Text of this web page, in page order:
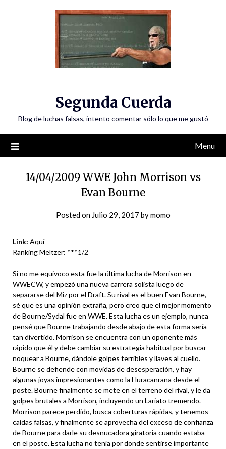
Segunda Cuerda
Blog de luchas falsas, intento comentar sólo lo que me gustó
Menu
14/04/2009 WWE John Morrison vs
Evan Bourne
Posted on Julio 29, 2017 bymomo
Link: Aquí
Ranking Meltzer: ***1/2
Si no me equivoco esta fue la última lucha de Morrison en
WWECW, y empezó una nueva carrera solista luego de
separarse del Miz por el Draft. Su rival es el buen Evan Bourne,
sé que es una opinión extraña, pero creo que el mejor momento
de Bourne/Sydal fue en WWE. Esta lucha es un ejemplo, nunca
pensé que Bourne trabajando desde abajo de esta forma sería
tan divertido. Morrison se encuentra con un oponente más
rápido que él y debe cambiar su estrategia habitual por buscar
noquear a Bourne, dándole golpes terribles y llaves al cuello.
Bourne se defiende con movidas de desesperación, y hay
algunas joyas impresionantes como la Huracanrana desde el
poste. Bourne finalmente se mete en el terreno del rival, y le da
golpes brutales a Morrison, incluyendo un Lariato tremendo.
Morrison parece perdido, busca coberturas rápidas, y tenemos
caídas falsas, y finalmente se aprovecha del exceso de confianza
de Bourne para darle su desnucadora giratoria cuando estaba
en el poste. Esta lucha no tenía por donde sentirse importante